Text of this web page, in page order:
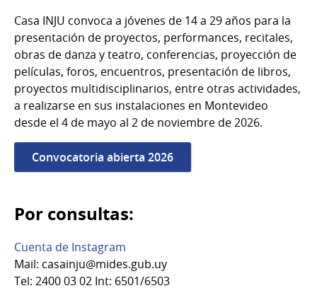
Casa INJU convoca a jóvenes de 14 a 29 años para la
presentación de proyectos, performances, recitales,
obras de danza y teatro, conferencias, proyección de
películas, foros, encuentros, presentación de libros,
proyectos multidisciplinarios, entre otras actividades,
a realizarse en sus instalaciones en Montevideo
desde el 4 de mayo al 2 de noviembre de 2026.
Convocatoria abierta 2026
Por consultas:
Cuenta de Instagram
Mail: casainju@mides.gub.uy
Tel: 2400 03 02 Int: 6501/6503